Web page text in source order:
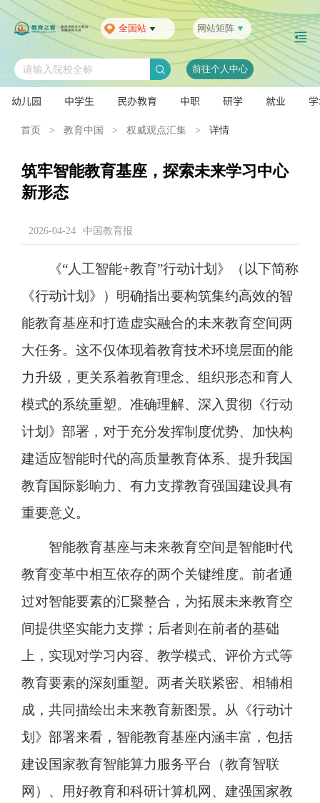
全国站 网站矩阵
请输入院校全称 前往个人中心
幼儿园 中学生 民办教育 中职 研学 就业
首页 > 教育中国 > 权威观点汇集 > 详情
筑牢智能教育基座，探索未来学习中心
新形态
2026-04-24 中国教育报
《“人工智能+教育”行动计划》（以下简称
《行动计划》）明确指出要构筑集约高效的智
能教育基座和打造虚实融合的未来教育空间两
大任务。这不仅体现着教育技术环境层面的能
力升级，更关系着教育理念、组织形态和育人
模式的系统重塑。准确理解、深入贯彻《行动
计划》部署，对于充分发挥制度优势、加快构
建适应智能时代的高质量教育体系、提升我国
教育国际影响力、有力支撑教育强国建设具有
重要意义。
智能教育基座与未来教育空间是智能时代
教育变革中相互依存的两个关键维度。前者通
过对智能要素的汇聚整合，为拓展未来教育空
间提供坚实能力支撑；后者则在前者的基础
上，实现对学习内容、教学模式、评价方式等
教育要素的深刻重塑。两者关联紧密、相辅相
成，共同描绘出未来教育新图景。从《行动计
划》部署来看，智能教育基座内涵丰富，包括
建设国家教育智能算力服务平台（教育智联
网）、用好教育和科研计算机网、建强国家教